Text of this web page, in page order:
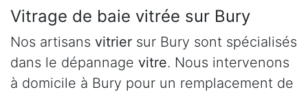
Vitrage de baie vitrée sur Bury
Nos artisans vitrier sur Bury sont spécialisés
dans le dépannage vitre. Nous intervenons
à domicile à Bury pour un remplacement de